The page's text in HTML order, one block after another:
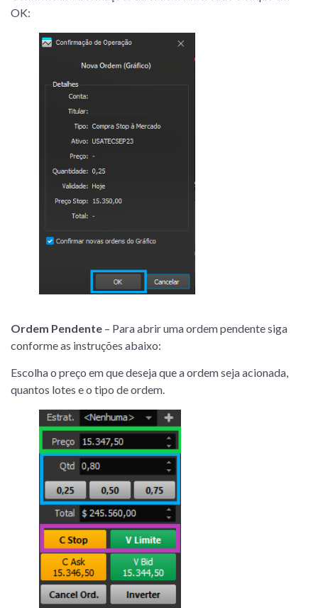
OK:
Ordem Pendente – Para abrir uma ordem pendente siga
conforme as instruções abaixo:
Escolha o preço em que deseja que a ordem seja acionada,
quantos lotes e o tipo de ordem.